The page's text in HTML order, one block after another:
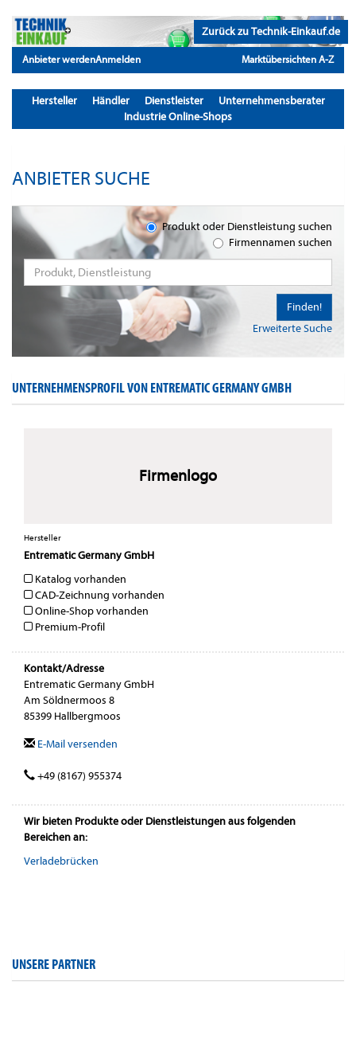
Zurück zu Technik-Einkauf.de
Anbieter werdenAnmelden Marktübersichten A-Z
Hersteller Händler Dienstleister
Unternehmensberater
Industrie Online-Shops
ANBIETER SUCHE
Produkt oder Dienstleistung suchen
Firmennamen suchen
Erweiterte Suche
Finden!
UNTERNEHMENSPROFIL VON ENTREMATIC GERMANY GMBH
Firmenlogo
Hersteller
Entrematic Germany GmbH
Katalog vorhanden
CAD-Zeichnung vorhanden
Online-Shop vorhanden
Premium-Profil
Kontakt/Adresse
Entrematic Germany GmbH
Am Söldnermoos 8
85399 Hallbergmoos
E-Mail versenden
+49 (8167) 955374
Wir bieten Produkte oder Dienstleistungen aus folgenden
Bereichen an:
Verladebrücken
UNSERE PARTNER